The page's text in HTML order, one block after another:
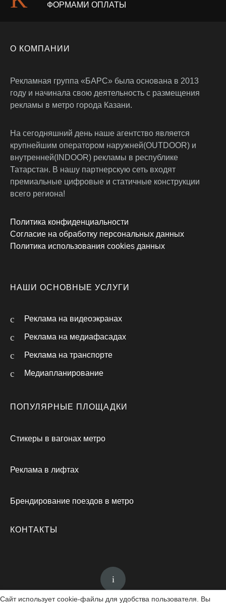
ФОРМАМИ ОПЛАТЫ
О КОМПАНИИ
Рекламная группа «БАРС» была основана в 2013
году и начинала свою деятельность с размещения
рекламы в метро города Казани.
На сегодняшний день наше агентство является
крупнейшим оператором наружней(OUTDOOR) и
внутренней(INDOOR) рекламы в республике
Татарстан. В нашу партнерскую сеть входят
премиальные цифровые и статичные конструкции
всего региона!
Политика конфиденциальности
Согласие на обработку персональных данных
Политика использования cookies данных
НАШИ ОСНОВНЫЕ УСЛУГИ
Реклама на видеоэкранах
Реклама на медиафасадах
Реклама на транспорте
Медиапланирование
ПОПУЛЯРНЫЕ ПЛОЩАДКИ
Стикеры в вагонах метро
Реклама в лифтах
Брендирование поездов в метро
КОНТАКТЫ
Сайт использует cookie-файлы для удобства пользователя. Вы